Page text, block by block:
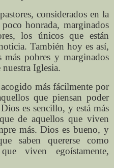
considerados en la
honrada, marginados
los únicos que están
También hoy es así,
más pobres y marginados
Iglesia.
más fácilmente por
que piensan poder
es sencillo, y está más
de aquellos que viven
más. Dios es bueno, y
saben quererse como
viven egoístamente,